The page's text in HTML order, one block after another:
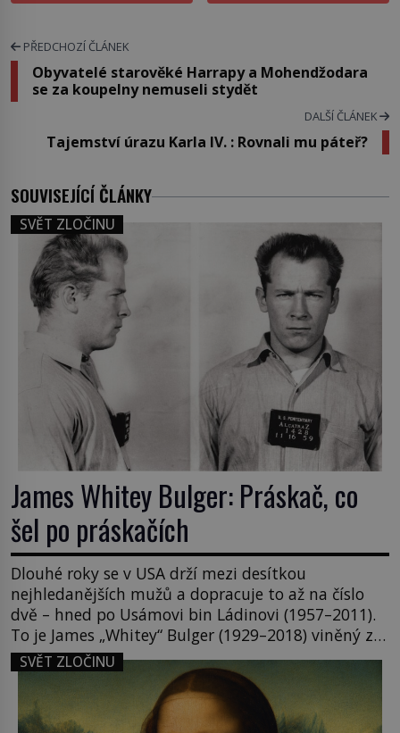
PŘEDCHOZÍ ČLÁNEK
Obyvatelé starověké Harrapy a Mohendžodara
se za koupelny nemuseli stydět
DALŠÍ ČLÁNEK
Tajemství úrazu Karla IV. : Rovnali mu páteř?
SOUVISEJÍCÍ ČLÁNKY
SVĚT ZLOČINU
James Whitey Bulger: Práskač, co
šel po práskačích
Dlouhé roky se v USA drží mezi desítkou
nejhledanějších mužů a dopracuje to až na číslo
dvě – hned po Usámovi bin Ládinovi (1957–2011).
To je James „Whitey“ Bulger (1929–2018) viněný ze
spoluúčasti na 19 vraždách, vydírání a lichvy. A
samozřejmě, krom toho je ještě drogový dealer,
který neváhá odstranit z cesty všechny práskače,
zatímco […]
SVĚT ZLOČINU